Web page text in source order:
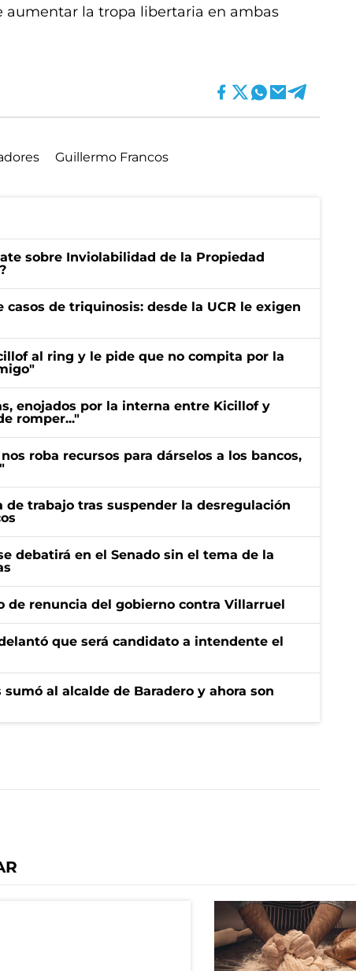
aumentar la tropa libertaria en ambas
Guillermo Francos
sobre Inviolabilidad de la Propiedad
de triquinosis: desde la UCR le exigen
al ring y le pide que no compita por la
enojados por la interna entre Kicillof y
romper..."
roba recursos para dárselos a los bancos,
de trabajo tras suspender la desregulación
debatirá en el Senado sin el tema de la
de renuncia del gobierno contra Villarruel
que será candidato a intendente el
al alcalde de Baradero y ahora son